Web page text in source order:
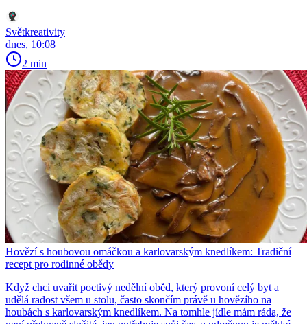
Světkreativity
dnes, 10:08
2 min
Hovězí s houbovou omáčkou a karlovarským knedlíkem: Tradiční
recept pro rodinné obědy
Když chci uvařit poctivý nedělní oběd, který provoní celý byt a
udělá radost všem u stolu, často skončím právě u hovězího na
houbách s karlovarským knedlíkem. Na tomhle jídle mám ráda, že